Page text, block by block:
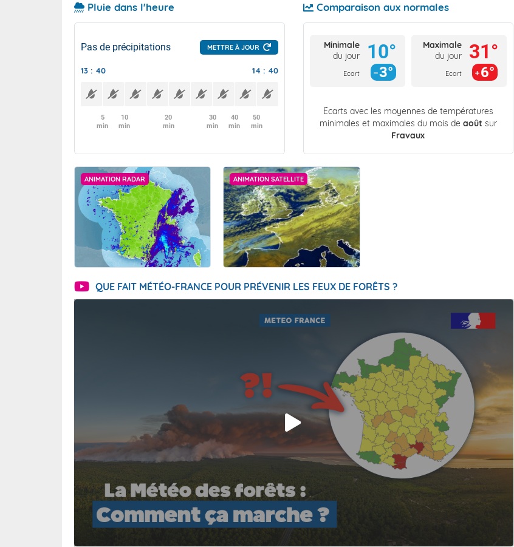
Pluie dans l'heure
Pas de précipitations METTRE À JOUR
13 : 40 14 : 40
5
min
10
min
20
min
30
min
40
min
50
min
Comparaison aux normales
Minimale
du jour
Ecart
10°
3°
Maximale
du jour
Ecart
31°
6°
Écarts avec les moyennes de températures
minimales et maximales du mois de août sur
Fravaux
ANIMATION RADAR ANIMATION SATELLITE
QUE FAIT MÉTÉO-FRANCE POUR PRÉVENIR LES FEUX DE FORÊTS ?